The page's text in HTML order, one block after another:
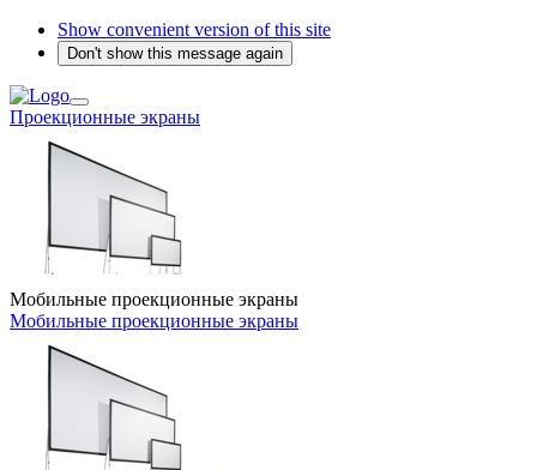
Show convenient version of this site
Don't show this message again
Проекционные экраны
Мобильные проекционные экраны
Мобильные проекционные экраны